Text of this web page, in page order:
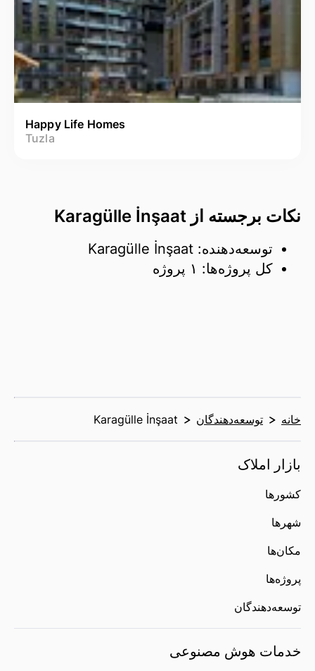
Happy Life Homes
Tuzla
نکات برجسته از Karagülle İnşaat
توسعه‌دهنده: Karagülle İnşaat
کل پروژه‌ها: ۱ پروژه
خانه توسعه‌دهندگان Karagülle İnşaat
بازار املاک
کشورها
شهرها
مکان‌ها
پروژه‌ها
توسعه‌دهندگان
خدمات هوش مصنوعی